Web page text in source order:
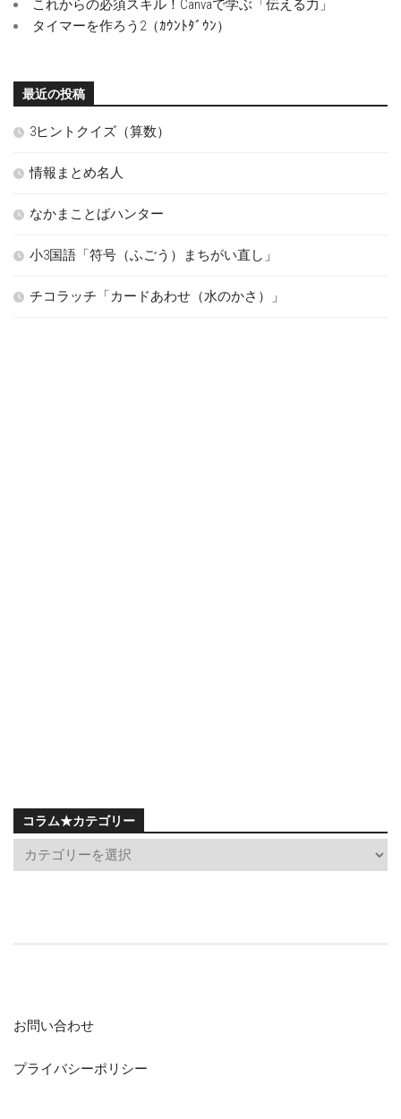
これからの必須スキル！Canvaで学ぶ「伝える力」
タイマーを作ろう2（ｶｳﾝﾄﾀﾞｳﾝ）
最近の投稿
3ヒントクイズ（算数）
情報まとめ名人
なかまことばハンター
小3国語「符号（ふごう）まちがい直し」
チコラッチ「カードあわせ（水のかさ）」
コラム★カテゴリー
お問い合わせ
プライバシーポリシー